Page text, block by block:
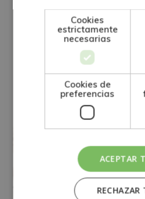
Especialización en
Cookies
estrictamente
necesarias
Cookies de
preferencias
ACEPTAR
RECHAZAR